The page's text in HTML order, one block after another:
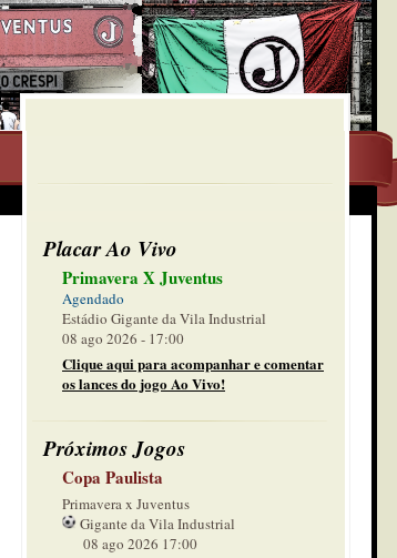
Placar Ao Vivo
Primavera X Juventus
Agendado
Estádio Gigante da Vila Industrial
08 ago 2026 - 17:00
Clique aqui para acompanhar e comentar
os lances do jogo Ao Vivo!
Próximos Jogos
Copa Paulista
Primavera x Juventus
Gigante da Vila Industrial
08 ago 2026 17:00